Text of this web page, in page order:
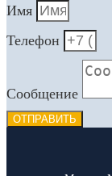
Имя
Телефон
Сообщение
ОТПРАВИТЬ